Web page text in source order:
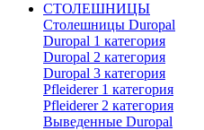
СТОЛЕШНИЦЫ
Столешницы Duropal
Duropal 1 категория
Duropal 2 категория
Duropal 3 категория
Pfleiderer 1 категория
Pfleiderer 2 категория
Выведенные Duropal